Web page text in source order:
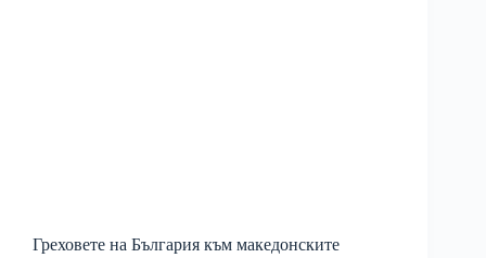
Греховете на България към македонските